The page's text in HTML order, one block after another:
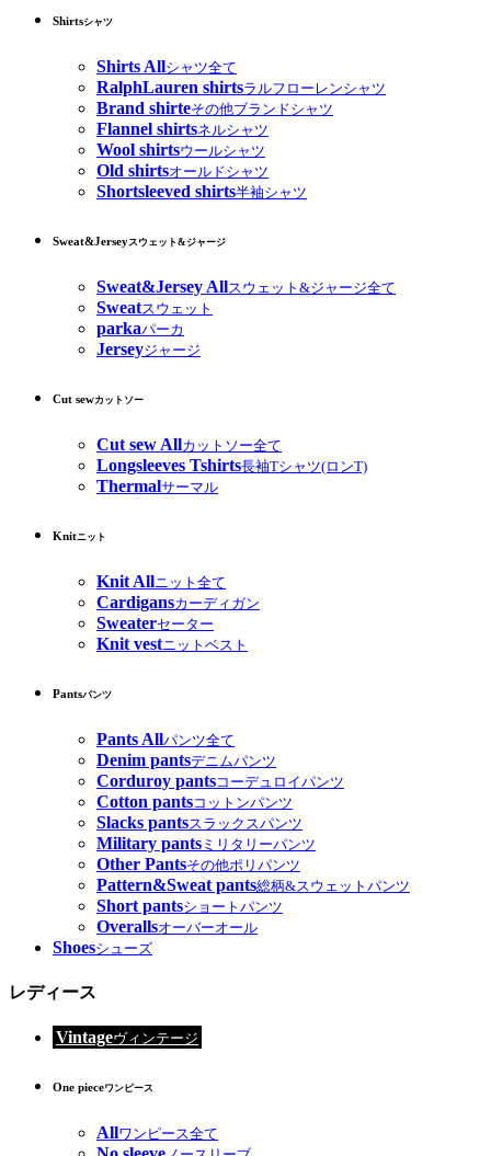
Shirtsシャツ
Shirts Allシャツ全て
RalphLauren shirtsラルフローレンシャツ
Brand shirteその他ブランドシャツ
Flannel shirtsネルシャツ
Wool shirtsウールシャツ
Old shirtsオールドシャツ
Shortsleeved shirts半袖シャツ
Sweat&Jerseyスウェット&ジャージ
Sweat&Jersey Allスウェット&ジャージ全て
Sweatスウェット
parkaパーカ
Jerseyジャージ
Cut sewカットソー
Cut sew Allカットソー全て
Longsleeves Tshirts長袖Tシャツ(ロンT)
Thermalサーマル
Knitニット
Knit Allニット全て
Cardigansカーディガン
Sweaterセーター
Knit vestニットベスト
Pantsパンツ
Pants Allパンツ全て
Denim pantsデニムパンツ
Corduroy pantsコーデュロイパンツ
Cotton pantsコットンパンツ
Slacks pantsスラックスパンツ
Military pants ミリタリーパンツ
Other Pantsその他ポリパンツ
Pattern&Sweat pants総柄&スウェットパンツ
Short pantsショートパンツ
Overallsオーバーオール
Shoesシューズ
レディース
Vintageヴィンテージ
One pieceワンピース
Allワンピース全て